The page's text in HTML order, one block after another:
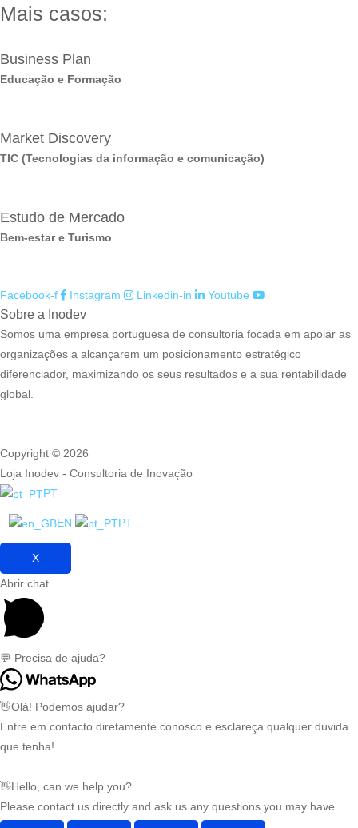
Mais casos:
Business Plan
Educação e Formação
Market Discovery
TIC (Tecnologias da informação e comunicação)
Estudo de Mercado
Bem-estar e Turismo
Facebook-f Instagram Linkedin-in Youtube
Sobre a Inodev
Somos uma empresa portuguesa de consultoria focada em apoiar as
organizações a alcançarem um posicionamento estratégico
diferenciador, maximizando os seus resultados e a sua rentabilidade
global.
Copyright © 2026
Loja Inodev - Consultoria de Inovação
PT
EN PT
X
Abrir chat
💬 Precisa de ajuda?
👋Olá! Podemos ajudar?
Entre em contacto diretamente conosco e esclareça qualquer dúvida
que tenha!
👋Hello, can we help you?
Please contact us directly and ask us any questions you may have.